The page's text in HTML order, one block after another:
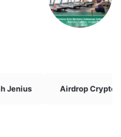
Jenius Airdrop Crypto